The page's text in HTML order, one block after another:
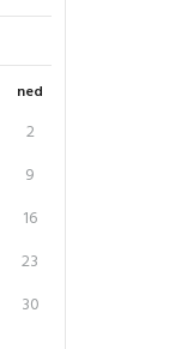
ned
2
9
16
23
30